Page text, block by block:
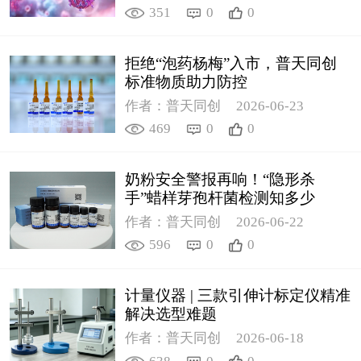
351 0 0
拒绝“泡药杨梅”入市，普天同创
标准物质助力防控
作者：普天同创
2026-06-23
469
0 0
奶粉安全警报再响！“隐形杀
手”蜡样芽孢杆菌检测知多少
作者：普天同创
2026-06-22
596
0 0
计量仪器 | 三款引伸计标定仪精准
解决选型难题
作者：普天同创
2026-06-18